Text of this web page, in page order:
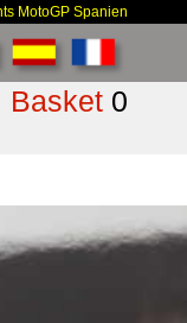
MotoGP Spanien
Basket 0